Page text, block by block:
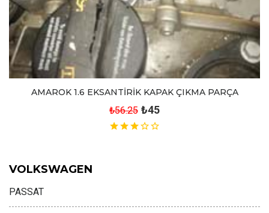
AMAROK 1.6 EKSANTİRİK KAPAK ÇIKMA PARÇA
₺56.25 ₺45
VOLKSWAGEN
PASSAT